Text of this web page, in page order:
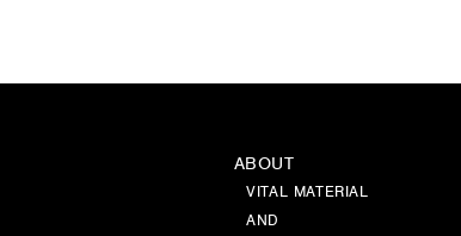
ABOUT
VITAL MATERIAL
AND